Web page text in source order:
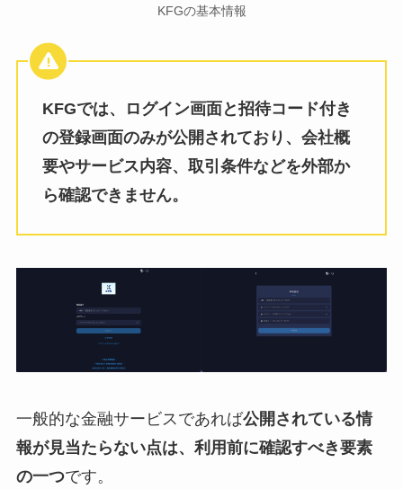
KFGの基本情報
KFGでは、ログイン画面と招待コード付き
の登録画面のみが公開されており、会社概
要やサービス内容、取引条件などを外部か
ら確認できません。
一般的な金融サービスであれば公開されている情
報が見当たらない点は、利用前に確認すべき要素
の一つです。